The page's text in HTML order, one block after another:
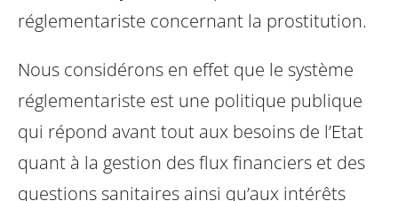
réglementariste concernant la prostitution.
Nous considérons en effet que le système
réglementariste est une politique publique
qui répond avant tout aux besoins de l’Etat
quant à la gestion des flux financiers et des
questions sanitaires ainsi qu’aux intérêts